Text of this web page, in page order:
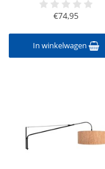
€74,95
In winkelwagen